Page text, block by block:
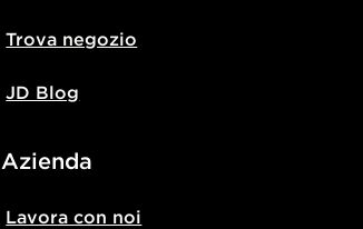
Trova negozio
JD Blog
Azienda
Lavora con noi